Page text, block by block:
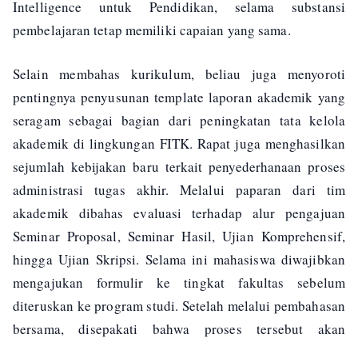
Intelligence untuk Pendidikan, selama substansi
pembelajaran tetap memiliki capaian yang sama.
Selain membahas kurikulum, beliau juga menyoroti
pentingnya penyusunan template laporan akademik yang
seragam sebagai bagian dari peningkatan tata kelola
akademik di lingkungan FITK. Rapat juga menghasilkan
sejumlah kebijakan baru terkait penyederhanaan proses
administrasi tugas akhir. Melalui paparan dari tim
akademik dibahas evaluasi terhadap alur pengajuan
Seminar Proposal, Seminar Hasil, Ujian Komprehensif,
hingga Ujian Skripsi. Selama ini mahasiswa diwajibkan
mengajukan formulir ke tingkat fakultas sebelum
diteruskan ke program studi. Setelah melalui pembahasan
bersama, disepakati bahwa proses tersebut akan